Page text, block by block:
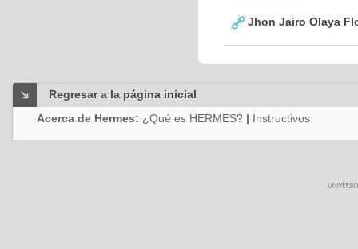
Jhon Jairo Olaya
Regresar a la página inicial
Acerca de Hermes: ¿Qué es HERMES? | Instructivos